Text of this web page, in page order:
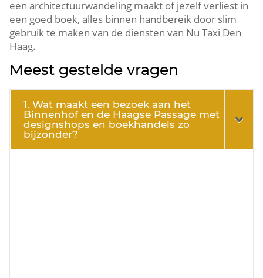
een architectuurwandeling maakt of jezelf verliest in
een goed boek, alles binnen handbereik door slim
gebruik te maken van de diensten van Nu Taxi Den
Haag.​
Meest gestelde vragen
1. Wat maakt een bezoek aan het
Binnenhof en de Haagse Passage met
designshops en boekhandels zo
bijzonder?